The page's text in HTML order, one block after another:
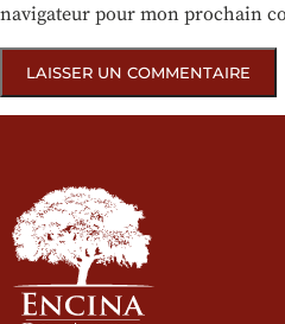
navigateur pour mon prochain